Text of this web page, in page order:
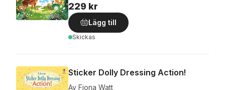
229 kr
Lägg till
Skickas
Sticker Dolly Dressing Action!
Av Fiona Watt